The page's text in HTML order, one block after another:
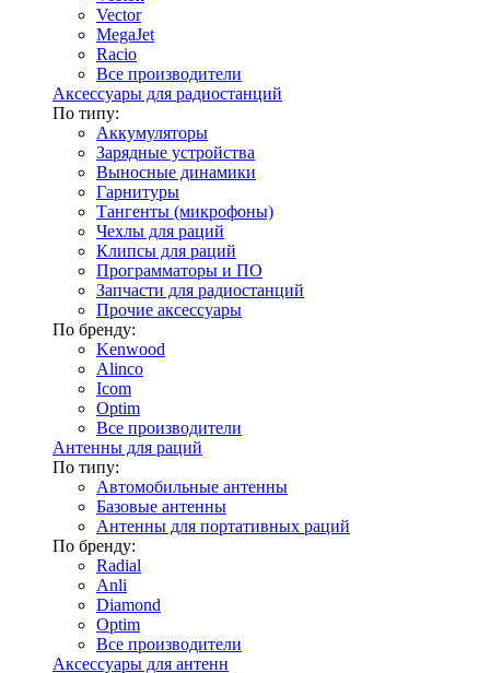
Vector
MegaJet
Racio
Все производители
Аксессуары для радиостанций
По типу:
Аккумуляторы
Зарядные устройства
Выносные динамики
Гарнитуры
Тангенты (микрофоны)
Чехлы для раций
Клипсы для раций
Программаторы и ПО
Запчасти для радиостанций
Прочие аксессуары
По бренду:
Kenwood
Alinco
Icom
Optim
Все производители
Антенны для раций
По типу:
Автомобильные антенны
Базовые антенны
Антенны для портативных раций
По бренду:
Radial
Anli
Diamond
Optim
Все производители
Аксессуары для антенн